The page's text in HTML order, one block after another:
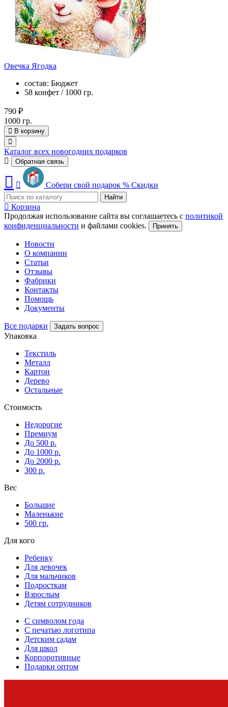
Овечка Ягодка
состав: Бюджет
58 конфет / 1000 гр.
790 ₽
1000 гр.
В корзину
Каталог всех новогодних подарков
Обратная связь
Собери свой подарок % Скидки
Найти
Корзина
Продолжая использование сайта вы соглашаетесь с политикой
конфиденциальности и файлами cookies. Принять
Новости
О компании
Статьи
Отзывы
Фабрики
Контакты
Помощь
Документы
Все подарки Задать вопрос
Упаковка
Текстиль
Металл
Картон
Дерево
Остальные
Стоимость
Недорогие
Премиум
До 500 р.
До 1000 р.
До 2000 р.
300 р.
Вес
Большие
Маленькие
500 гр.
Для кого
Ребенку
Для девочек
Для мальчиков
Подросткам
Взрослым
Детям сотрудников
С символом года
С печатью логотипа
Детским садам
Для школ
Корпоротивные
Подарки оптом